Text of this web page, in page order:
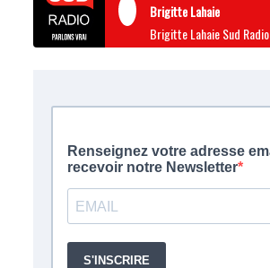
Brigitte Lahaie
Brigitte Lahaie Sud Radio